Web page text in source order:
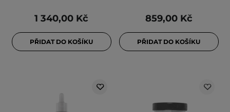
1 340,00 Kč
PŘIDAT DO KOŠÍKU
859,00 Kč
PŘIDAT DO KOŠÍKU